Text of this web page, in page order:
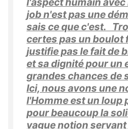
job n'est pas une
sais ce que c'est.
certes pas un boulot
justifie pas le fait de
et sa dignité pour un
grandes chances de
Ici, nous avons une
l'Homme est un loup
pour beaucoup la
vague notion